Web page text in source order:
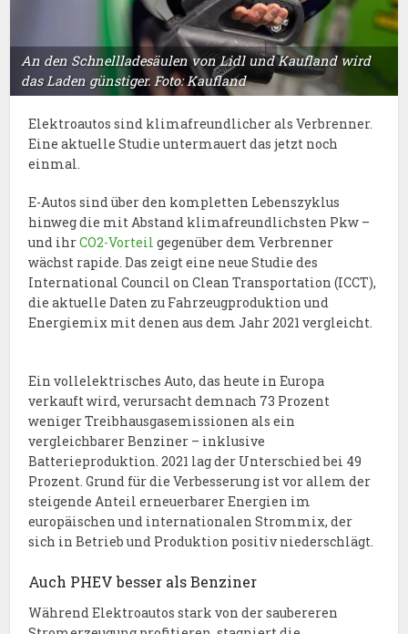
An den Schnellladesäulen von Lidl und Kaufland wird
das Laden günstiger. Foto: Kaufland
Elektroautos sind klimafreundlicher als Verbrenner.
Eine aktuelle Studie untermauert das jetzt noch
einmal.
E-Autos sind über den kompletten Lebenszyklus
hinweg die mit Abstand klimafreundlichsten Pkw –
und ihrCO2-Vorteil gegenüber dem Verbrenner
wächst rapide. Das zeigt eine neue Studie des
International Council on Clean Transportation (ICCT),
die aktuelle Daten zu Fahrzeugproduktion und
Energiemix mit denen aus dem Jahr 2021 vergleicht.
Ein vollelektrisches Auto, das heute in Europa
verkauft wird, verursacht demnach 73 Prozent
weniger Treibhausgasemissionen als ein
vergleichbarer Benziner – inklusive
Batterieproduktion. 2021 lag der Unterschied bei 49
Prozent. Grund für die Verbesserung ist vor allem der
steigende Anteil erneuerbarer Energien im
europäischen und internationalen Strommix, der
sich in Betrieb und Produktion positiv niederschlägt.
Auch PHEV besser als Benziner
Während Elektroautos stark von der saubereren